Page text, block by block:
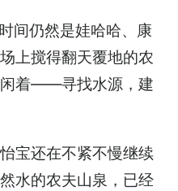
间仍然是娃哈哈、康
上搅得翻天覆地的农
闲着——寻找水源，建
宝还在不紧不慢继续
水的农夫山泉，已经